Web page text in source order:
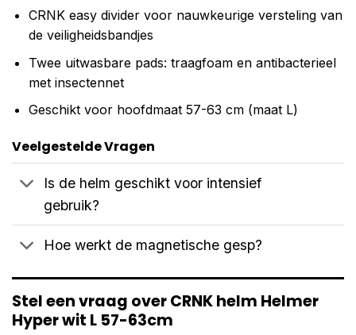
CRNK easy divider voor nauwkeurige versteling van
de veiligheidsbandjes
Twee uitwasbare pads: traagfoam en antibacterieel
met insectennet
Geschikt voor hoofdmaat 57-63 cm (maat L)
Veelgestelde Vragen
Is de helm geschikt voor intensief
gebruik?
Hoe werkt de magnetische gesp?
Stel een vraag over CRNK helm Helmer
Hyper wit L 57-63cm